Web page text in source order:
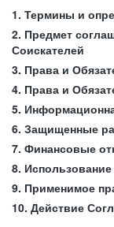
1. Термины и
2. Предмет
Соискателей
3. Права и
4. Права и
5.
6. Защищенные
7. Финансовые
8.
9. Применимое
10. Действие